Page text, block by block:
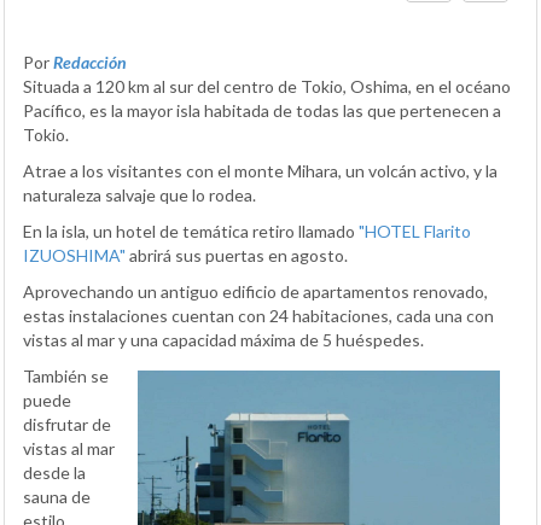
PorRedacción
Situada a 120 km al sur del centro de Tokio, Oshima, en el océano
Pacífico, es la mayor isla habitada de todas las que pertenecen a
Tokio.
Atrae a los visitantes con el monte Mihara, un volcán activo, y la
naturaleza salvaje que lo rodea.
En la isla, un hotel de temática retiro llamado "HOTEL Flarito
IZUOSHIMA" abrirá sus puertas en agosto.
Aprovechando un antiguo edificio de apartamentos renovado,
estas instalaciones cuentan con 24 habitaciones, cada una con
vistas al mar y una capacidad máxima de 5 huéspedes.
También se
puede
disfrutar de
vistas al mar
desde la
sauna de